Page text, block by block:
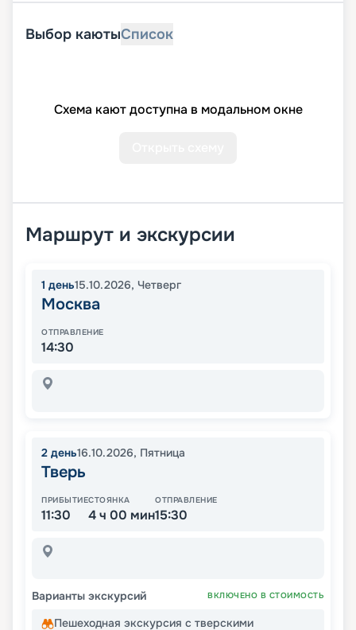
Выбор каютыСписок
Схема кают доступна в модальном окне
Маршрут и экскурсии
1 день15.10.2026, Четверг
Москва
ОТПРАВЛЕНИЕ
14:30
2 день16.10.2026, Пятница
Тверь
ПРИБЫТИЕ
11:30
СТОЯНКА
4 ч 00 мин
ОТПРАВЛЕНИЕ
15:30
Варианты экскурсий ВКЛЮЧЕНО В СТОИМОСТЬ
Пешеходная экскурсия с тверскими